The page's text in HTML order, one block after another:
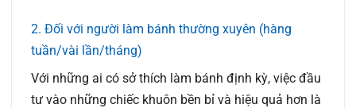
2. Đối với người làm bánh thường xuyên (hàng
tuần/vài lần/tháng)
Với những ai có sở thích làm bánh định kỳ, việc đầu
tư vào những chiếc khuôn bền bỉ và hiệu quả hơn là